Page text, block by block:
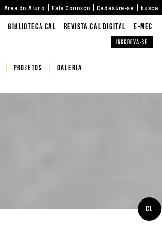
Área do Aluno Fale Conosco Cadastre-se busca
BIBLIOTECA CAL REVISTA CAL DIGITAL E-MEC
INSCREVA-SE
PROJETOS Galeria
CL